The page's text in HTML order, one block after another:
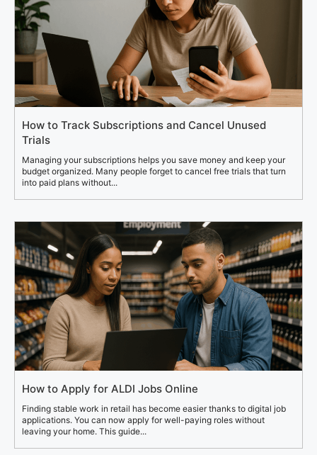
How to Track Subscriptions and Cancel Unused
Trials
Managing your subscriptions helps you save money and keep your
budget organized. Many people forget to cancel free trials that turn
into paid plans without...
How to Apply for ALDI Jobs Online
Finding stable work in retail has become easier thanks to digital job
applications. You can now apply for well-paying roles without
leaving your home. This guide...